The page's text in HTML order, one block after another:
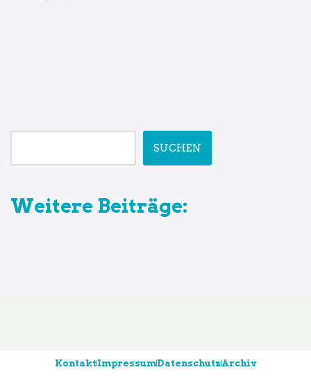
SUCHEN
Weitere Beiträge:
KontaktImpressumDatenschutzArchiv